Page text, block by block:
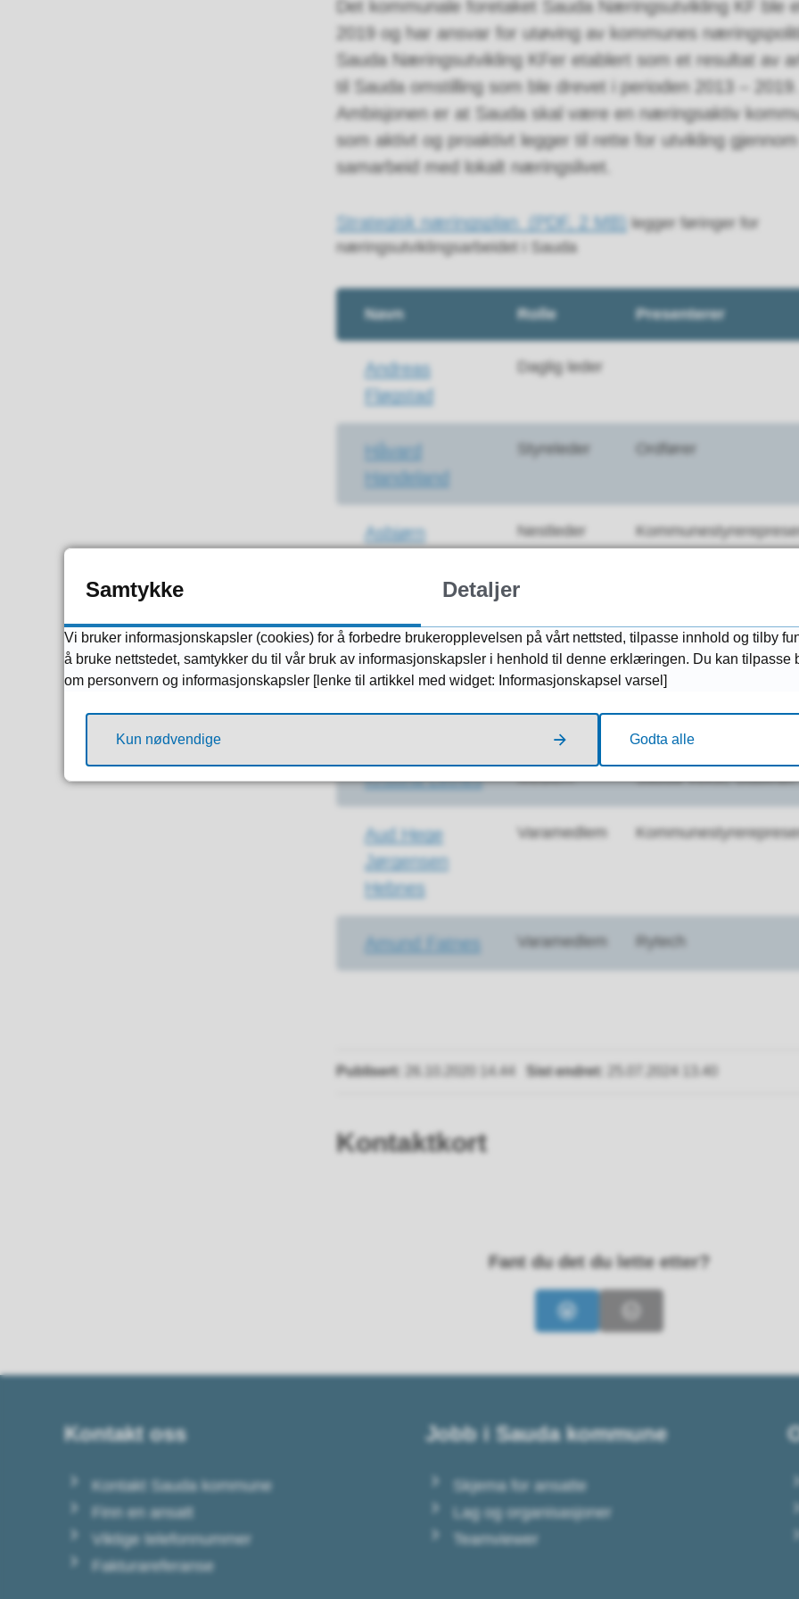
Det kommunale foretaket Sauda Næringsutvikling KF ble
2019 og har ansvar for utøving av kommunes
Sauda Næringsutvikling KFer etablert som et resultat av
til Sauda omstilling som ble drevet i perioden 2013 – 2019.
Ambisjonen er at Sauda skal være en næringsaktiv
som aktivt og proaktivt legger til rette for utvikling
samarbeid med lokalt næringslivet.
Strategisk næringsplan (PDF, 2 MB) legger føringer for
næringsutviklingsarbeidet i Sauda
Navn Rolle Presenterer
Andreas
Fløgstad
Daglig leder
Håvard
Handeland
Styreleder Ordfører
Asbjørn
Nestleder
Herheim
Bunnpris Sauda
Kristina Letnes Medlem Sauda Vekst, Statkraft
Aud Hege
Jørgensen
Hebnes
Varamedlem
Amund Fatnes Varamedlem Rytech
Publisert 26.10.2020 14.44 Sist endret 25.07.2024 13.40
Kontaktkort
Fant du det du lette etter?
Ja Nei
Kontakt oss
Kontakt Sauda kommune
Finn en ansatt
Viktige telefonnummer
Fakturareferanse
Jobb i Sauda kommune
Skjema for ansatte
Lag og organisasjoner
Teamviewer
Samtykke Detaljer
Vi bruker informasjonskapsler (cookies) for å forbedre brukeropplevelsen på vårt nettsted, tilpasse innhold og tilby
å bruke nettstedet, samtykker du til vår bruk av informasjonskapsler i henhold til denne erklæringen. Du kan tilpasse
om personvern og informasjonskapsler [lenke til artikkel med widget: Informasjonskapsel varsel]
Kun nødvendige Godta alle